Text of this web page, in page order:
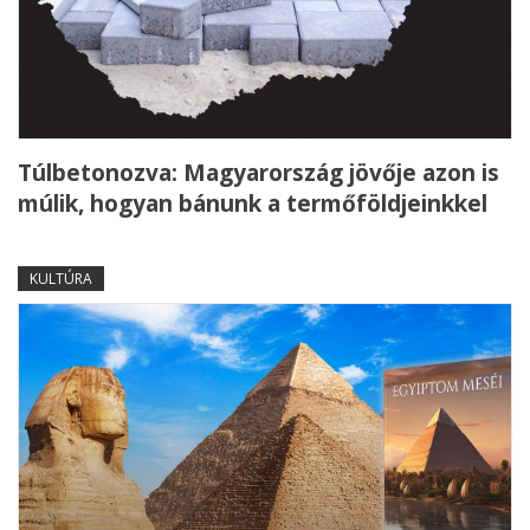
Túlbetonozva: Magyarország jövője azon is
múlik, hogyan bánunk a termőföldjeinkkel
KULTÚRA